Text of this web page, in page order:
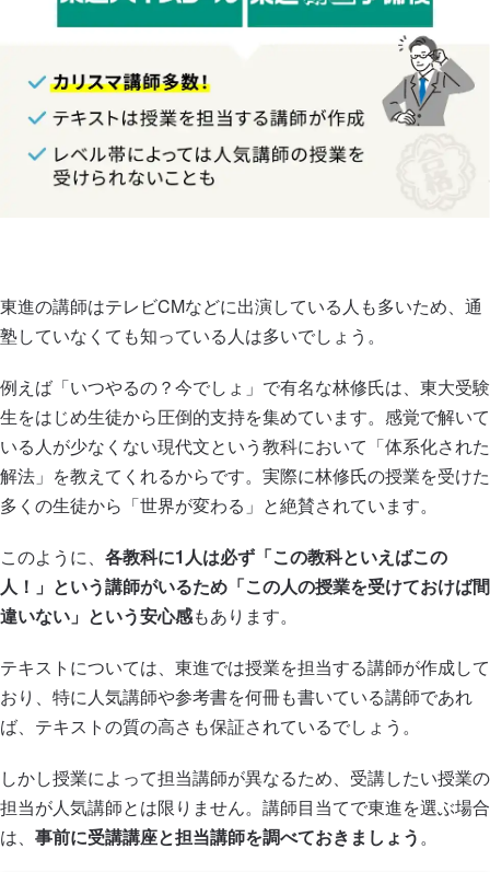
東進の講師はテレビCMなどに出演している人も多いため、通
塾していなくても知っている人は多いでしょう。
例えば「いつやるの？今でしょ」で有名な林修氏は、東大受験
生をはじめ生徒から圧倒的支持を集めています。感覚で解いて
いる人が少なくない現代文という教科において「体系化された
解法」を教えてくれるからです。実際に林修氏の授業を受けた
多くの生徒から「世界が変わる」と絶賛されています。
このように、 各教科に1人は必ず「この教科といえばこの
人！」という講師がいるため「この人の授業を受けておけば間
違いない」という安心感もあります。
テキストについては、東進では授業を担当する講師が作成して
おり、特に人気講師や参考書を何冊も書いている講師であれ
ば、テキストの質の高さも保証されているでしょう。
しかし授業によって担当講師が異なるため、受講したい授業の
担当が人気講師とは限りません。講師目当てで東進を選ぶ場合
は、 事前に受講講座と担当講師を調べておきましょう。